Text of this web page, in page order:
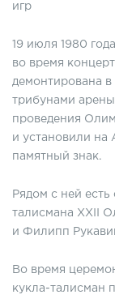
игр
19 июля 1980
во время
демонтирована
трибунами
проведения
и установили на
памятный знак.
Рядом с ней
талисмана XXII
и Филипп
Во время
кукла-талисман